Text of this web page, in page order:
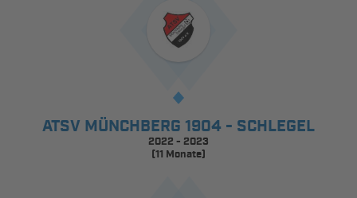
ATSV MÜNCHBERG 1904 - SCHLEGEL
2022 - 2023
(11 Monate)